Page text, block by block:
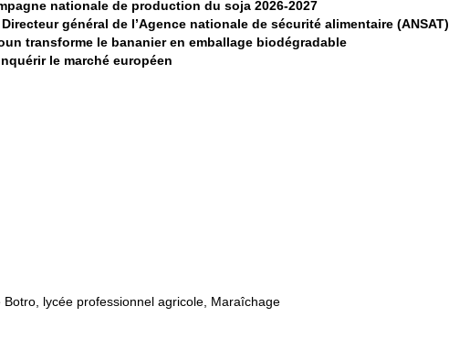
nationale de production du soja 2026-2027
général de l’Agence nationale de sécurité alimentaire (ANSAT)
transforme le bananier en emballage biodégradable
le marché européen
Botro lycée professionnel agricole Maraîchage